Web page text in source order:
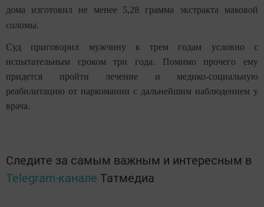
дома изготовил не менее 5,28 грамма экстракта маковой
соломы.
Суд приговорил мужчину к трем годам условно с
испытательным сроком три года. Помимо прочего ему
придется пройти лечение и медико-социальную
реабилитацию от наркомании с дальнейшим наблюдением у
врача.
Следите за самым важным и интересным в
Telegram-канале Татмедиа